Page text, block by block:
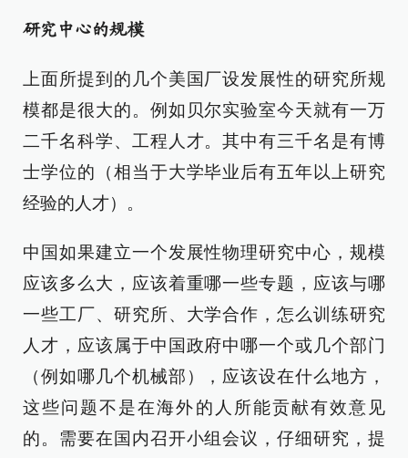
研究中心的规模
上面所提到的几个美国厂设发展性的研究所规
模都是很大的。例如贝尔实验室今天就有一万
二千名科学、工程人才。其中有三千名是有博
士学位的（相当于大学毕业后有五年以上研究
经验的人才）。
中国如果建立一个发展性物理研究中心，规模
应该多么大，应该着重哪一些专题，应该与哪
一些工厂、研究所、大学合作，怎么训练研究
人才，应该属于中国政府中哪一个或几个部门
（例如哪几个机械部），应该设在什么地方，
这些问题不是在海外的人所能贡献有效意见
的。需要在国内召开小组会议，仔细研究，提